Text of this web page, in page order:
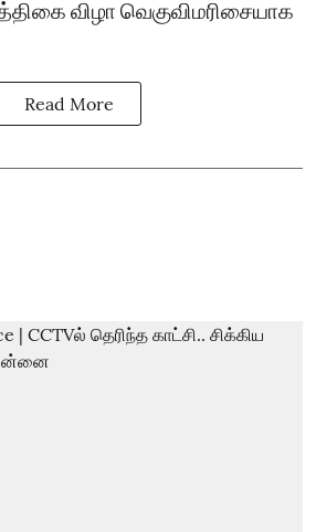
விழா வெகுவிமரிசையாக
Read More